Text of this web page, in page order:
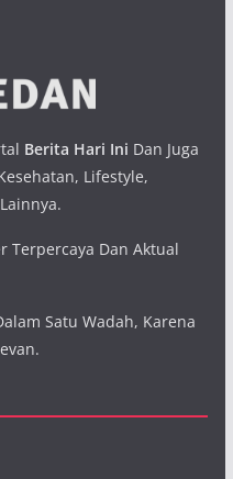
Berita Hari Ini Dan Juga
Lifestyle,
Terpercaya Dan Aktual
Satu Wadah, Karena